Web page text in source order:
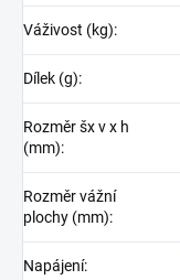
Váživost (kg):
Dílek (g):
Rozměr šx v x h
(mm):
Rozměr vážní
plochy (mm):
Napájení: